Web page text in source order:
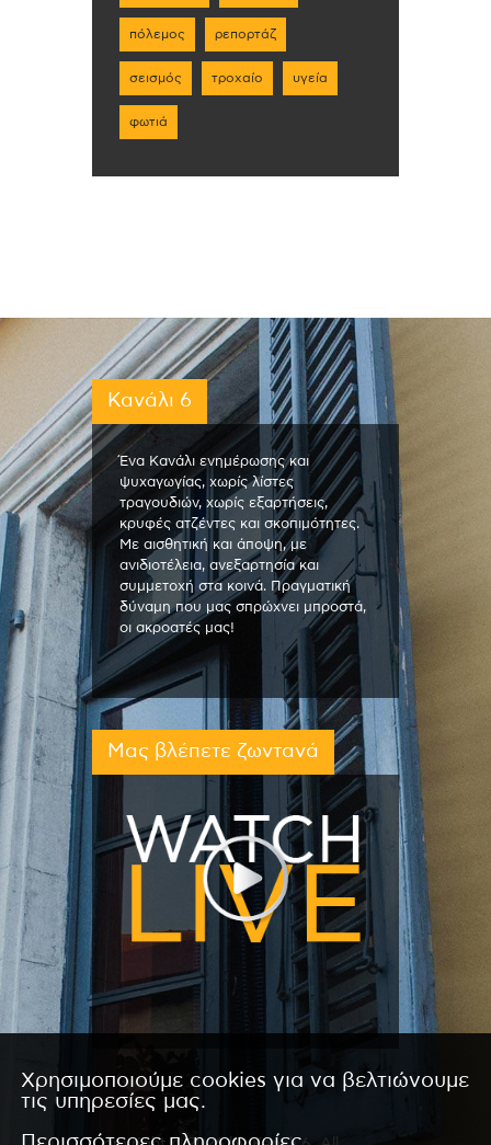
πόλεμος ρεπορτάζ
σεισμός τροχαίο υγεία
φωτιά
Κανάλι 6
Ένα Κανάλι ενημέρωσης και
ψυχαγωγίας, χωρίς λίστες
τραγουδιών, χωρίς εξαρτήσεις,
κρυφές ατζέντες και σκοπιμότητες.
Με αισθητική και άποψη, με
ανιδιοτέλεια, ανεξαρτησία και
συμμετοχή στα κοινά. Πραγματική
δύναμη που μας σπρώχνει μπροστά,
οι ακροατές μας!
Μας βλέπετε ζωντανά
Χρησιμοποιούμε cookies για να βελτιώνουμε
τις υπηρεσίες μας.